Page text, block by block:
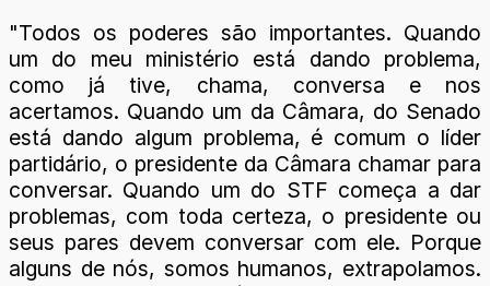
"Todos os poderes são importantes. Quando
um do meu ministério está dando problema,
como já tive, chama, conversa e nos
acertamos. Quando um da Câmara, do Senado
está dando algum problema, é comum o líder
partidário, o presidente da Câmara chamar para
conversar. Quando um do STF começa a dar
problemas, com toda certeza, o presidente ou
seus pares devem conversar com ele. Porque
alguns de nós, somos humanos, extrapolamos.